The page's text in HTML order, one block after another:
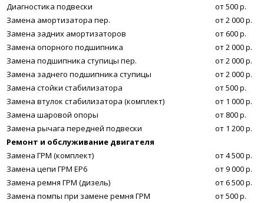
Диагностика подвески
от 500 р.
Замена амортизатора пер.
от 2 000 р.
Замена задних амортизаторов
от 600 р.
Замена опорного подшипника
от 2 000 р.
Замена подшипника ступицы пер.
от 2 000 р.
Замена заднего подшипника ступицы
от 2 000 р.
Замена стойки стабилизатора
от 500 р.
Замена втулок стабилизатора (комплект)
от 1 000 р.
Замена шаровой опоры
от 800 р.
Замена рычага передней подвески
от 1 200 р.
Ремонт и обслуживание двигателя
Замена ГРМ (комплект)
от 4 500 р.
Замена цепи ГРМ EP6
от 9 000 р.
Замена ремня ГРМ (дизель)
от 6 500 р.
Замена помпы при замене ремня ГРМ
от 500 р.